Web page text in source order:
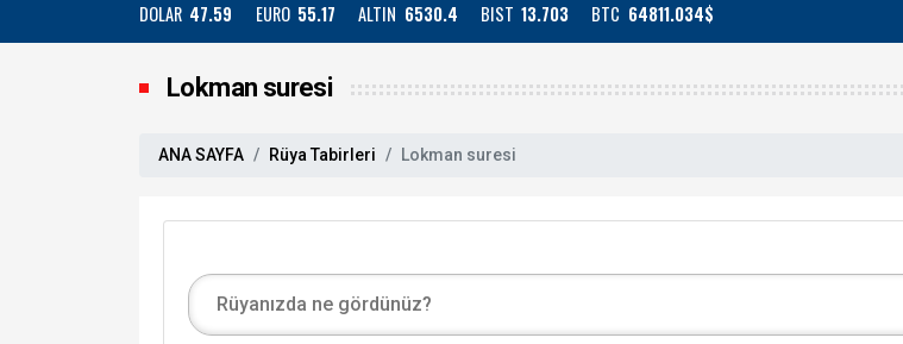
DOLAR 47.59 EURO 55.17 ALTIN 6530.4 BIST 13.703 BTC 64811.034$
Lokman suresi
ANA SAYFA Rüya Tabirleri Lokman suresi